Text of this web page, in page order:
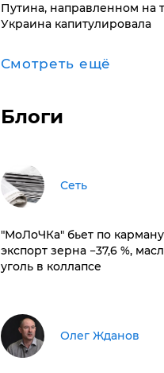
Путина, направленном на
Украина капитулировала
Смотреть ещё
Блоги
Сеть
​"МоЛоЧКа" бьет по
экспорт зерна −37,6 %,
уголь в коллапсе
Олег Жданов